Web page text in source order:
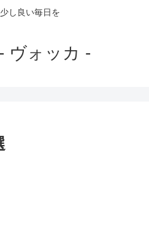
し良い毎日を
ヴォッカ -